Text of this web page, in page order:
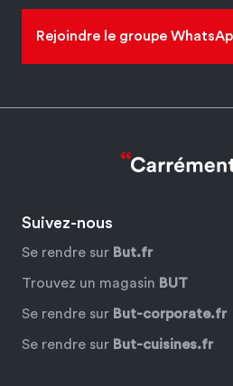
Rejoindre le groupe
Suivez-nous
Se rendre sur But.fr
Trouvez un magasin BUT
Se rendre sur But-corporate.fr
Se rendre sur But-cuisines.fr